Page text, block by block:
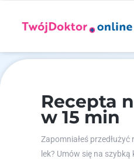
Recepta
w 15 min
Zapomniałeś przedłużyć
lek? Umów się na